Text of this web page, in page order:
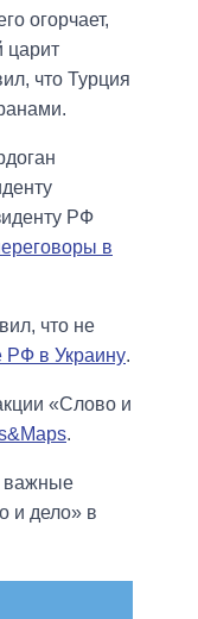
огорчает,
царит
что Турция
РФ
в
что не
РФ в Украину.
«Слово и
.
важные
и дело» в